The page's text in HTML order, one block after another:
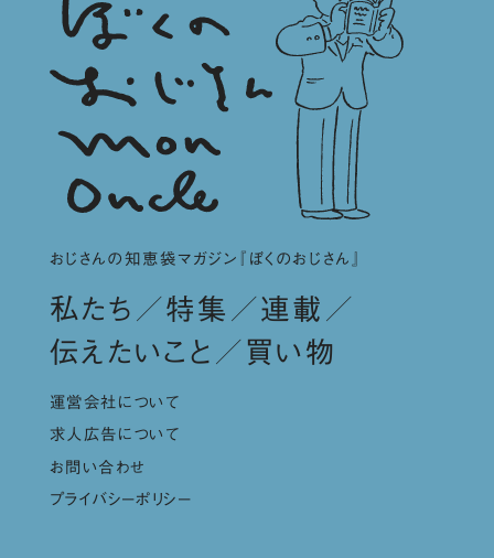
おじさんの知恵袋マガジン『ぼくのおじさん』
私たち 特集
連載
伝えたいこと
買い物
運営会社について
求人広告について
お問い合わせ
プライバシーポリシー